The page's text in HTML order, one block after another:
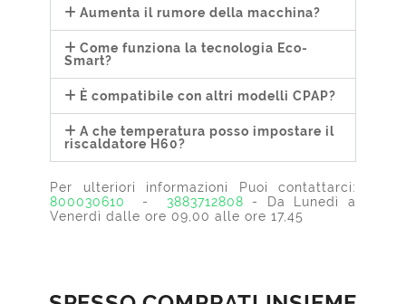
Aumenta il rumore della macchina?
Come funziona la tecnologia Eco-
Smart?
È compatibile con altri modelli CPAP?
A che temperatura posso impostare il
riscaldatore H60?
Per ulteriori informazioni Puoi contattarci:
800030610
- 3883712808 - Da Lunedì a
Venerdì dalle ore 09,00 alle ore 17,45